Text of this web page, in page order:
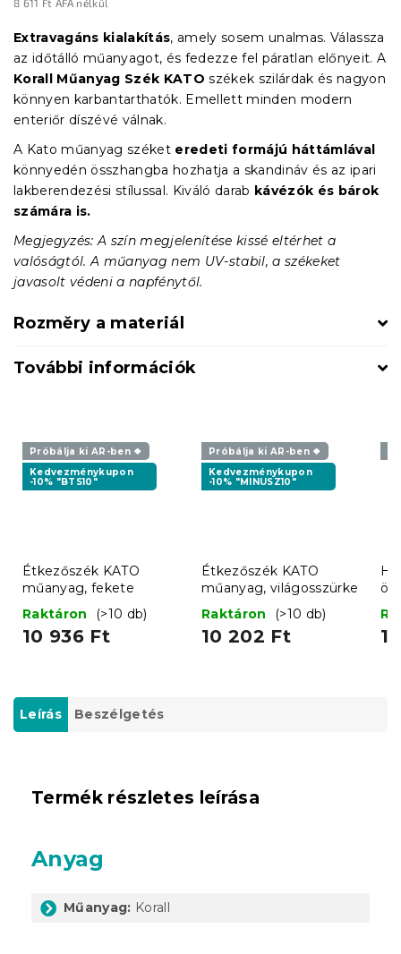
8 611 Ft ÁFA nélkül
Extravagáns kialakítás, amely sosem unalmas. Válassza
az időtálló műanyagot, és fedezze fel páratlan előnyeit. A
Korall Műanyag Szék KATO székek szilárdak és nagyon
könnyen karbantarthatók. Emellett minden modern
enteriőr díszévé válnak.
A Kato műanyag széket eredeti formájú háttámlával
könnyedén összhangba hozhatja a skandináv és az ipari
lakberendezési stílussal. Kiváló darab kávézók és bárok
számára is.
Megjegyzés: A szín megjelenítése kissé eltérhet a
valóságtól. A műanyag nem UV-stabil, a székeket
javasolt védeni a napfénytől.
Rozměry a materiál
További információk
Próbálja ki AR-ben ❖
Kedvezménykupon
-10% "BTS10"
Étkezőszék KATO
műanyag, fekete
Raktáron
(>10 db)
10 936 Ft
Próbálja ki AR-ben ❖
Kedvezménykupon
-10% "MINUSZ10"
Étkezőszék KATO
műanyag, világosszürke
Raktáron
(>10 db)
10 202 Ft 1
Leírás Beszélgetés
Termék részletes leírása
Anyag
Műanyag: Korall